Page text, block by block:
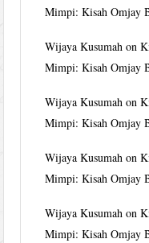
Mimpi: Kisah Omjay
Wijaya Kusumah on
Mimpi: Kisah Omjay
Wijaya Kusumah on
Mimpi: Kisah Omjay
Wijaya Kusumah on
Mimpi: Kisah Omjay
Wijaya Kusumah on
Mimpi: Kisah Omjay